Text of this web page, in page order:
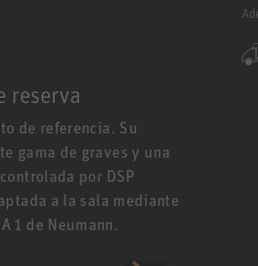
reserva
de referencia. Su
gama de graves y una
por DSP
a la sala mediante
1 de Neumann.